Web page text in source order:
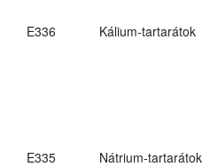
E336 Kálium-tartarátok
E335 Nátrium-tartarátok